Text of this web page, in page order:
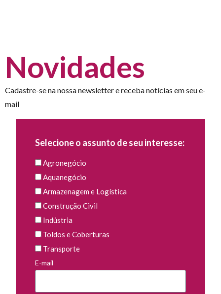
Novidades
Cadastre-se na nossa newsletter e receba notícias em seu e-
mail
Selecione o assunto de seu interesse:
Agronegócio
Aquanegócio
Armazenagem e Logística
Construção Civil
Indústria
Toldos e Coberturas
Transporte
E-mail